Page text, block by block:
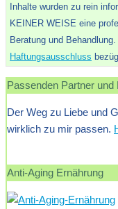
Inhalte wurden zu rein
KEINER WEISE eine
Beratung und
Haftungsausschluss
Passenden Partner und
Der Weg zu Liebe und
wirklich zu mir passen.
Anti-Aging Ernährung